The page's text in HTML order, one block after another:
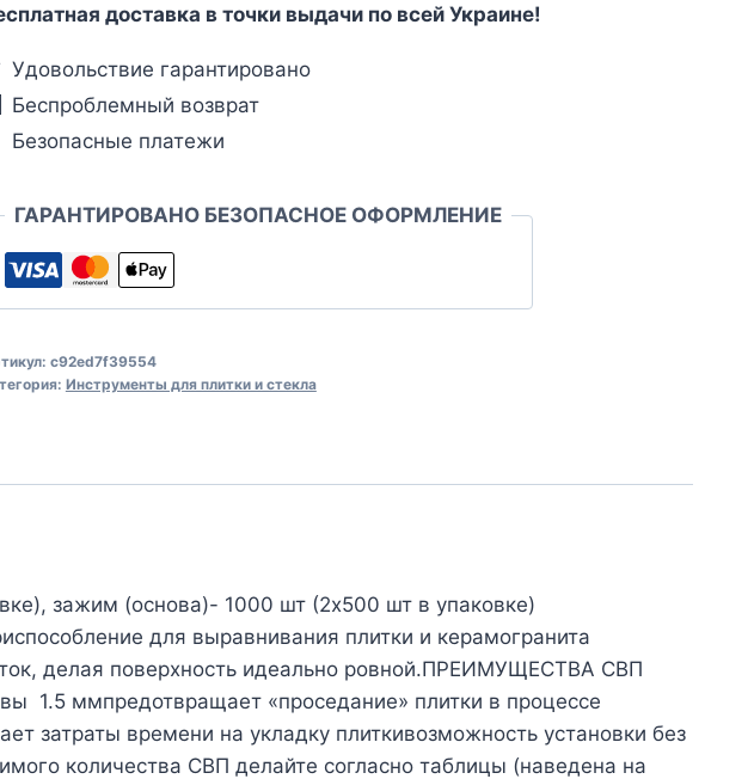
доставка в точки выдачи по всей Украине!
Удовольствие гарантировано
Беспроблемный возврат
Безопасные платежи
ГАРАНТИРОВАНО БЕЗОПАСНОЕ ОФОРМЛЕНИЕ
c92ed7f39554
Инструменты для плитки и стекла
зажим (основа)- 1000 шт (2х500 шт в упаковке)
для выравнивания плитки и керамогранита
делая поверхность идеально ровной.ПРЕИМУЩЕСТВА СВП
1.5 ммпредотвращает «проседание» плитки в процессе
затраты времени на укладку плиткивозможность установки без
количества СВП делайте согласно таблицы (наведена на